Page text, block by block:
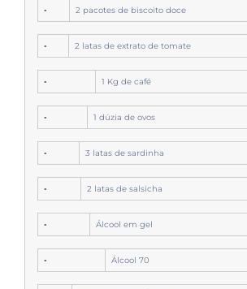
▪ 2 pacotes de biscoito doce
▪ 2 latas de extrato de tomate
▪ 1 Kg de café
▪ 1 dúzia de ovos
▪ 3 latas de sardinha
▪ 2 latas de salsicha
▪ Álcool em gel
▪ Álcool 70